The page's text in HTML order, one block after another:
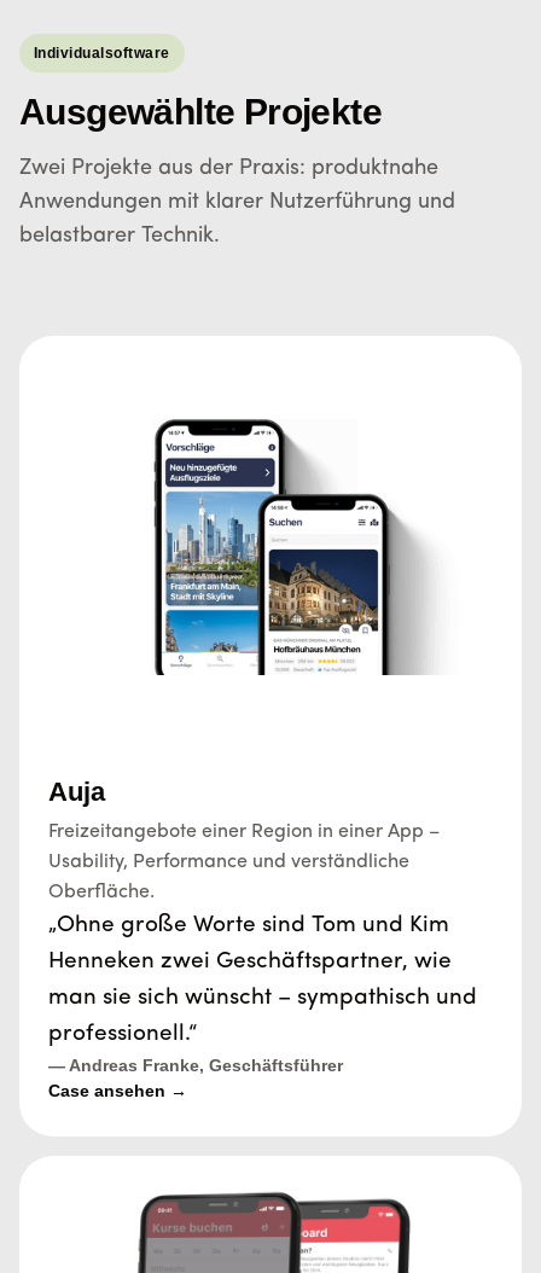
Individualsoftware
Ausgewählte Projekte
Zwei Projekte aus der Praxis: produktnahe
Anwendungen mit klarer Nutzerführung und
belastbarer Technik.
Auja
Freizeitangebote einer Region in einer App –
Usability, Performance und verständliche
Oberfläche.
„Ohne große Worte sind Tom und Kim
Henneken zwei Geschäftspartner, wie
man sie sich wünscht – sympathisch und
professionell.“
— Andreas Franke, Geschäftsführer
Case ansehen →